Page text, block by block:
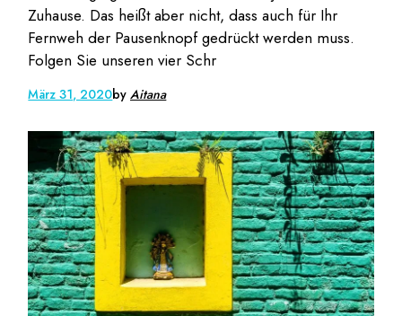
Zuhause. Das heißt aber nicht, dass auch für Ihr
Fernweh der Pausenknopf gedrückt werden muss.
Folgen Sie unseren vier Schr
März 31, 2020byAitana